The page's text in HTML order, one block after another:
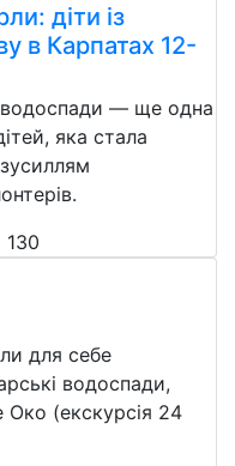
діти із
в Карпатах 12-
водоспади — ще одна
яка стала
130
для себе
водоспади,
Око (екскурсія 24